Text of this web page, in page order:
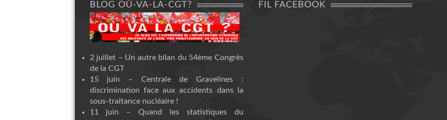
BLOG OÙ-VA-LA-CGT?
2 juillet – Un autre bilan du 54ème Congrès
de la CGT
15 juin – Centrale de Gravelines :
discrimination face aux accidents dans la
sous-traitance nucléaire !
11 juin – Quand les statistiques du
FIL FACEBOOK